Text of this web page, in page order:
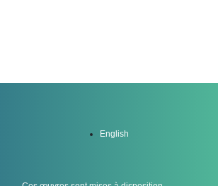
English